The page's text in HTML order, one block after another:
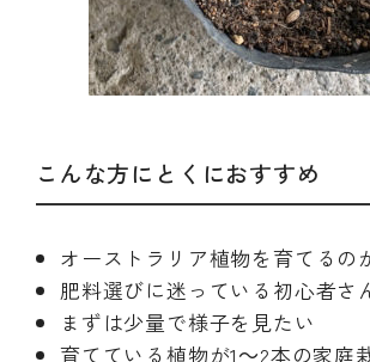
こんな方にとくにおすすめ
オーストラリア植物を育てるの
肥料選びに迷っている初心者さ
まずは少量で様子を見たい
育てている植物が1～2本の家庭